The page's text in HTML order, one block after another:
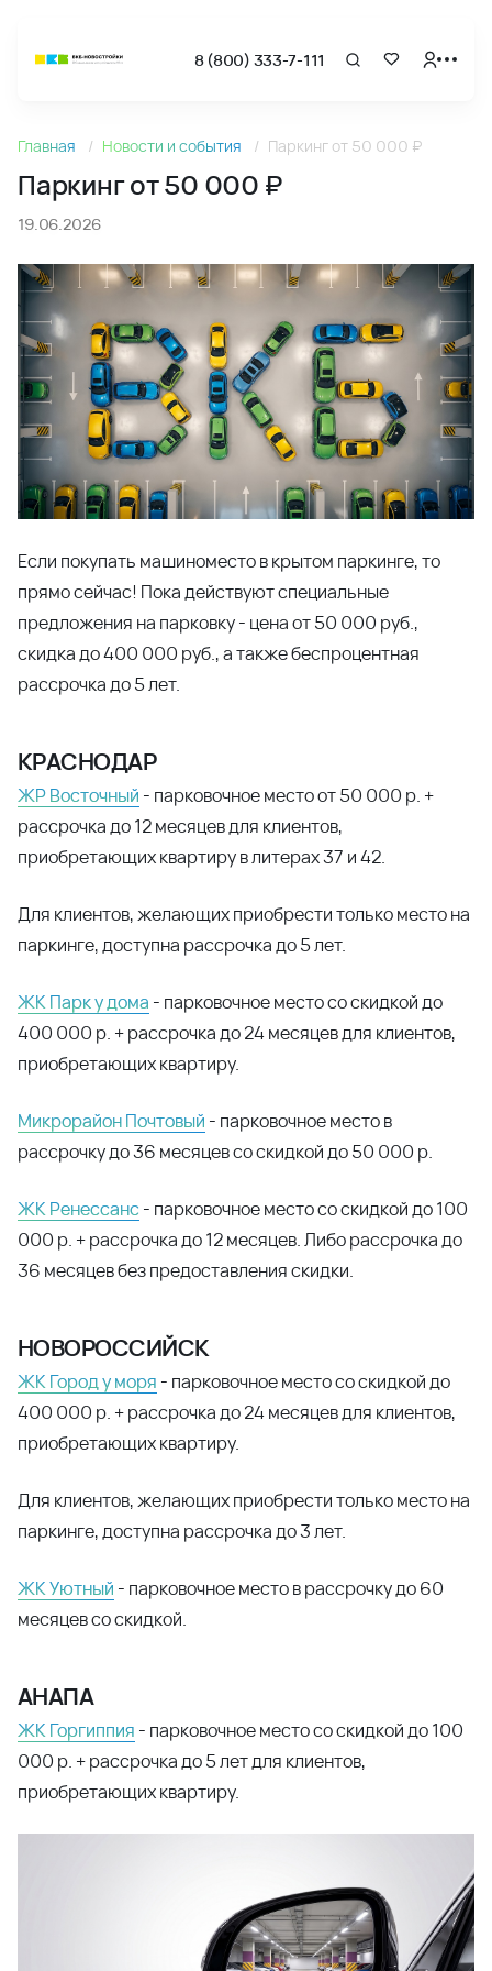
8 (800) 333-7-111
Новости
Главная Новости и события Паркинг от 50 000 ₽
Паркинг от 50 000 ₽
19.06.2026
Если покупать машиноместо в крытом паркинге, то
прямо сейчас! Пока действуют специальные
предложения на парковку - цена от 50 000 руб.,
скидка до 400 000 руб., а также беспроцентная
рассрочка до 5 лет.
КРАСНОДАР
ЖР Восточный - парковочное место от 50 000 р. +
рассрочка до 12 месяцев для клиентов,
приобретающих квартиру в литерах 37 и 42.
Для клиентов, желающих приобрести только место на
паркинге, доступна рассрочка до 5 лет.
ЖК Парк у дома - парковочное место со скидкой до
400 000 р. + рассрочка до 24 месяцев для клиентов,
приобретающих квартиру.
Микрорайон Почтовый - парковочное место в
рассрочку до 36 месяцев со скидкой до 50 000 р.
ЖК Ренессанс - парковочное место со скидкой до 100
000 р. + рассрочка до 12 месяцев. Либо рассрочка до
36 месяцев без предоставления скидки.
НОВОРОССИЙСК
ЖК Город у моря - парковочное место со скидкой до
400 000 р. + рассрочка до 24 месяцев для клиентов,
приобретающих квартиру.
Для клиентов, желающих приобрести только место на
паркинге, доступна рассрочка до 3 лет.
ЖК Уютный - парковочное место в рассрочку до 60
месяцев со скидкой.
АНАПА
ЖК Горгиппия - парковочное место со скидкой до 100
000 р. + рассрочка до 5 лет для клиентов,
приобретающих квартиру.